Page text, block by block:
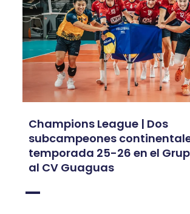
Champions League | Dos
subcampeones
temporada 25-26 en el
al CV Guaguas